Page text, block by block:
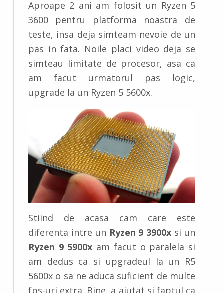
O
M
Aproape 2 ani am folosit un Ryzen 5
3600 pentru platforma noastra de
teste, insa deja simteam nevoie de un
pas in fata. Noile placi video deja se
simteau limitate de procesor, asa ca
am facut urmatorul pas logic,
upgrade la un Ryzen 5 5600x.
Stiind de acasa cam care este
diferenta intre un Ryzen 9 3900x si un
Ryzen 9 5900x am facut o paralela si
am dedus ca si upgradeul la un R5
5600x o sa ne aduca suficient de multe
fps-uri extra. Bine, a ajutat si faptul ca